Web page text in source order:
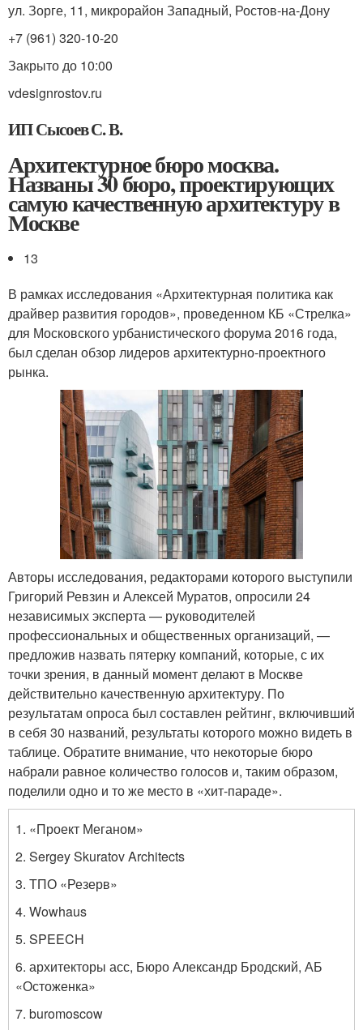
ул. Зорге, 11, микрорайон Западный, Ростов-на-Дону
+7 (961) 320-10-20
Закрыто до 10:00
vdesignrostov.ru
ИП Сысоев С. В.
Архитектурное бюро москва.
Названы 30 бюро, проектирующих
самую качественную архитектуру в
Москве
13
В рамках исследования «Архитектурная политика как
драйвер развития городов», проведенном КБ «Стрелка»
для Московского урбанистического форума 2016 года,
был сделан обзор лидеров архитектурно-проектного
рынка.
Авторы исследования, редакторами которого выступили
Григорий Ревзин и Алексей Муратов, опросили 24
независимых эксперта — руководителей
профессиональных и общественных организаций, —
предложив назвать пятерку компаний, которые, с их
точки зрения, в данный момент делают в Москве
действительно качественную архитектуру. По
результатам опроса был составлен рейтинг, включивший
в себя 30 названий, результаты которого можно видеть в
таблице. Обратите внимание, что некоторые бюро
набрали равное количество голосов и, таким образом,
поделили одно и то же место в «хит-параде».
1. «Проект Меганом»
2. Sergey Skuratov Architects
3. ТПО «Резерв»
4. Wowhaus
5. SPEECH
6. архитекторы асс, Бюро Александр Бродский, АБ
«Остоженка»
7. buromoscow